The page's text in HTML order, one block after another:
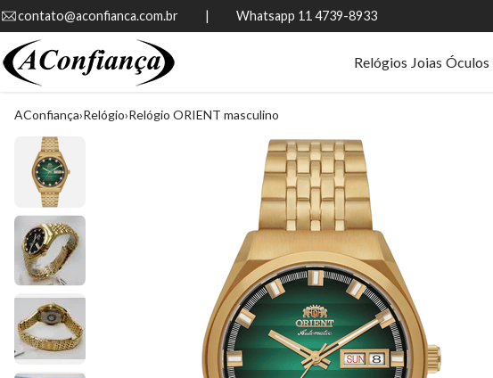
contato@aconfianca.com.br          |          Whatsapp 11 4739-8933
Relógios Joias Óculos
AConfiança Relógio Relógio ORIENT masculino